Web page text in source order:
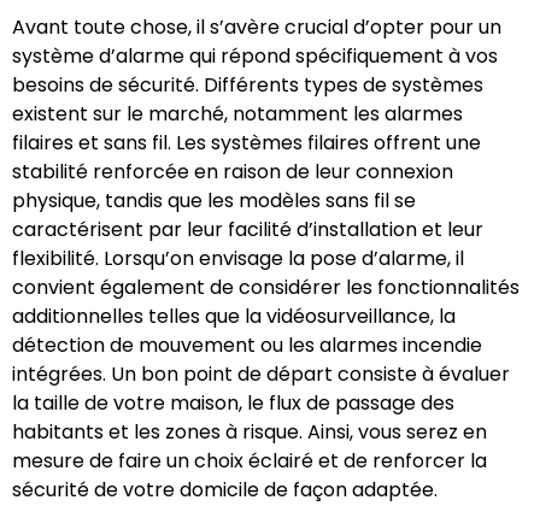
Avant toute chose, il s’avère crucial d’opter pour un
système d’alarme qui répond spécifiquement à vos
besoins de sécurité. Différents types de systèmes
existent sur le marché, notamment les alarmes
filaires et sans fil. Les systèmes filaires offrent une
stabilité renforcée en raison de leur connexion
physique, tandis que les modèles sans fil se
caractérisent par leur facilité d’installation et leur
flexibilité. Lorsqu’on envisage la pose d’alarme, il
convient également de considérer les fonctionnalités
additionnelles telles que la vidéosurveillance, la
détection de mouvement ou les alarmes incendie
intégrées. Un bon point de départ consiste à évaluer
la taille de votre maison, le flux de passage des
habitants et les zones à risque. Ainsi, vous serez en
mesure de faire un choix éclairé et de renforcer la
sécurité de votre domicile de façon adaptée.